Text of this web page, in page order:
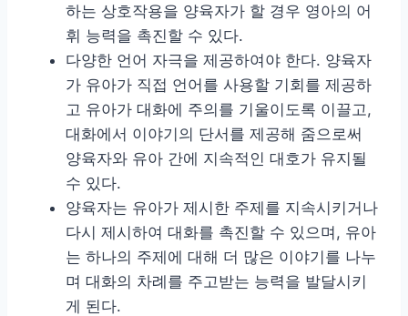
하는 상호작용을 양육자가 할 경우 영아의 어
휘 능력을 촉진할 수 있다.
다양한 언어 자극을 제공하여야 한다. 양육자
가 유아가 직접 언어를 사용할 기회를 제공하
고 유아가 대화에 주의를 기울이도록 이끌고,
대화에서 이야기의 단서를 제공해 줌으로써
양육자와 유아 간에 지속적인 대호가 유지될
수 있다.
양육자는 유아가 제시한 주제를 지속시키거나
다시 제시하여 대화를 촉진할 수 있으며, 유아
는 하나의 주제에 대해 더 많은 이야기를 나누
며 대화의 차례를 주고받는 능력을 발달시키
게 된다.